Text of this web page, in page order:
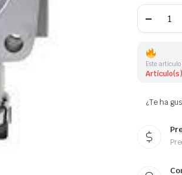
Este artículo
¿Te ha